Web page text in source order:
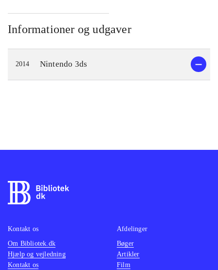
Informationer og udgaver
2014 Nintendo 3ds
Kontakt os
Om Bibliotek.dk
Hjælp og vejledning
Kontakt os
Afdelinger
Bøger
Artikler
Film